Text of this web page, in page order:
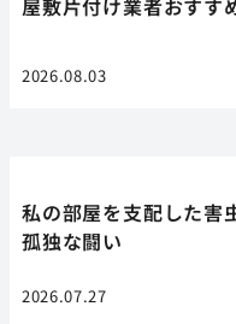
屋敷片付け業者おすす
2026.08.03
私の部屋を支配した害
孤独な闘い
2026.07.27